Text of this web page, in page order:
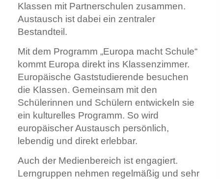
Klassen mit Partnerschulen zusammen.
Austausch ist dabei ein zentraler
Bestandteil.
Mit dem Programm „Europa macht Schule“
kommt Europa direkt ins Klassenzimmer.
Europäische Gaststudierende besuchen
die Klassen. Gemeinsam mit den
Schülerinnen und Schülern entwickeln sie
ein kulturelles Programm. So wird
europäischer Austausch persönlich,
lebendig und direkt erlebbar.
Auch der Medienbereich ist engagiert.
Lerngruppen nehmen regelmäßig und sehr